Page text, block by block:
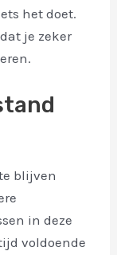
het doet.
je zeker
blijven
in deze
voldoende